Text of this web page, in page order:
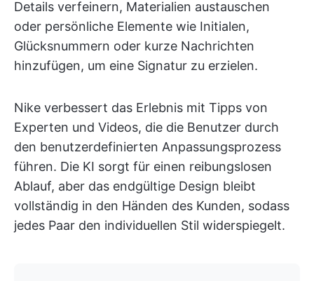
Details verfeinern, Materialien austauschen
oder persönliche Elemente wie Initialen,
Glücksnummern oder kurze Nachrichten
hinzufügen, um eine Signatur zu erzielen.
Nike verbessert das Erlebnis mit Tipps von
Experten und Videos, die die Benutzer durch
den benutzerdefinierten Anpassungsprozess
führen. Die KI sorgt für einen reibungslosen
Ablauf, aber das endgültige Design bleibt
vollständig in den Händen des Kunden, sodass
jedes Paar den individuellen Stil widerspiegelt.